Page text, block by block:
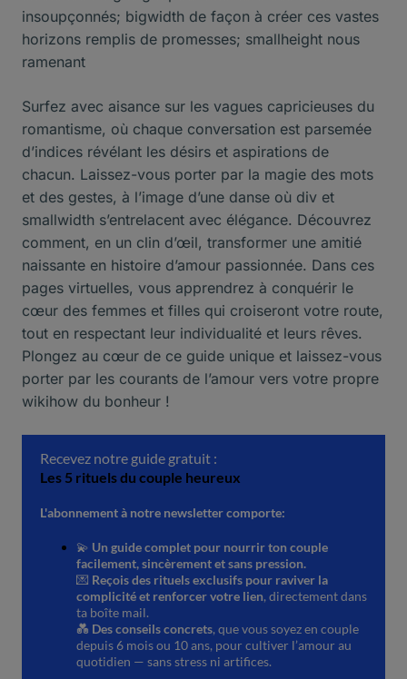
insoupçonnés; bigwidth de façon à créer ces vastes
horizons remplis de promesses; smallheight nous
ramenant
Surfez avec aisance sur les vagues capricieuses du
romantisme, où chaque conversation est parsemée
d’indices révélant les désirs et aspirations de
chacun. Laissez-vous porter par la magie des mots
et des gestes, à l’image d’une danse où div et
smallwidth s’entrelacent avec élégance. Découvrez
comment, en un clin d’œil, transformer une amitié
naissante en histoire d’amour passionnée. Dans ces
pages virtuelles, vous apprendrez à conquérir le
cœur des femmes et filles qui croiseront votre route,
tout en respectant leur individualité et leurs rêves.
Plongez au cœur de ce guide unique et laissez-vous
porter par les courants de l’amour vers votre propre
wikihow du bonheur !